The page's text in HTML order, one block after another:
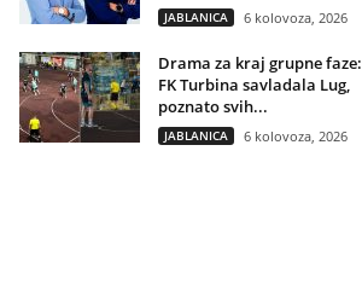
JABLANICA 6 kolovoza, 2026
Drama za kraj grupne faze:
FK Turbina savladala Lug,
poznato svih...
JABLANICA 6 kolovoza, 2026